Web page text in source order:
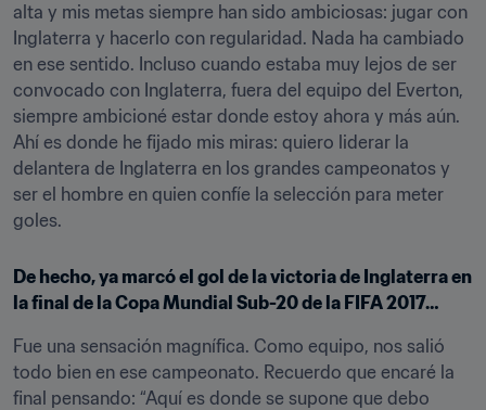
alta y mis metas siempre han sido ambiciosas: jugar con
Inglaterra y hacerlo con regularidad. Nada ha cambiado
en ese sentido. Incluso cuando estaba muy lejos de ser
convocado con Inglaterra, fuera del equipo del Everton,
siempre ambicioné estar donde estoy ahora y más aún.
Ahí es donde he fijado mis miras: quiero liderar la
delantera de Inglaterra en los grandes campeonatos y
ser el hombre en quien confíe la selección para meter
goles.
De hecho, ya marcó el gol de la victoria de Inglaterra en
la final de la Copa Mundial Sub-20 de la FIFA 2017…
Fue una sensación magnífica. Como equipo, nos salió
todo bien en ese campeonato. Recuerdo que encaré la
final pensando: “Aquí es donde se supone que debo